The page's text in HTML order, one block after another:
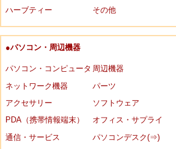
ハーブティー
その他
●パソコン・周辺機器
パソコン・コンピュータ 周辺機器
ネットワーク機器
パーツ
アクセサリー
ソフトウェア
PDA（携帯情報端末）
オフィス・サプライ
通信・サービス
パソコンデスク(⇒)